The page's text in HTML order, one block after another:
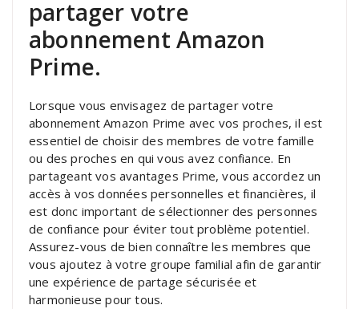
partager votre
abonnement Amazon
Prime.
Lorsque vous envisagez de partager votre
abonnement Amazon Prime avec vos proches, il est
essentiel de choisir des membres de votre famille
ou des proches en qui vous avez confiance. En
partageant vos avantages Prime, vous accordez un
accès à vos données personnelles et financières, il
est donc important de sélectionner des personnes
de confiance pour éviter tout problème potentiel.
Assurez-vous de bien connaître les membres que
vous ajoutez à votre groupe familial afin de garantir
une expérience de partage sécurisée et
harmonieuse pour tous.